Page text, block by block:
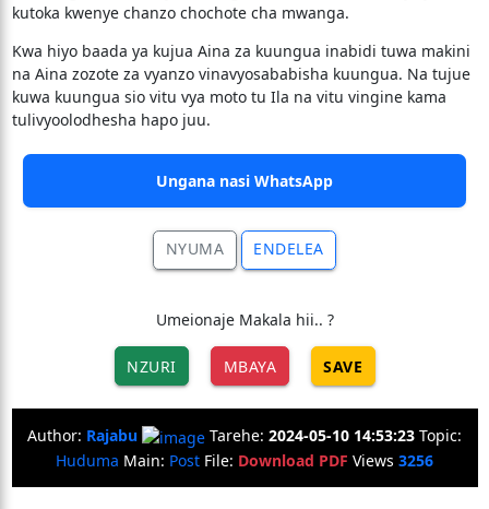
kutoka kwenye chanzo chochote cha mwanga.
Kwa hiyo baada ya kujua Aina za kuungua inabidi tuwa makini
na Aina zozote za vyanzo vinavyosababisha kuungua. Na tujue
kuwa kuungua sio vitu vya moto tu Ila na vitu vingine kama
tulivyoolodhesha hapo juu.
Ungana nasi WhatsApp
NYUMA ENDELEA
Umeionaje Makala hii.. ?
NZURI MBAYA SAVE
Author: Rajabu Tarehe: 2024-05-10 14:53:23 Topic:
Huduma Main: Post File: Download PDF Views 3256